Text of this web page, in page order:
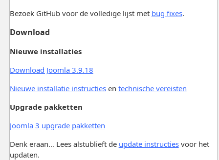
Bezoek GitHub voor de volledige lijst met bug fixes.
Download
Nieuwe installaties
Download Joomla 3.9.18
Nieuwe installatie instructiesen technische vereisten
Upgrade pakketten
Joomla 3 upgrade pakketten
Denk eraan… Lees alstublieft de update instructiesvoor het
updaten.